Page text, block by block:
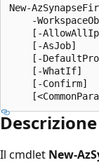
New-
-
[-
    [-AsJob]
[-
    [-WhatIf]
    [-Confirm]
Descrizione
Il cmdlet New-